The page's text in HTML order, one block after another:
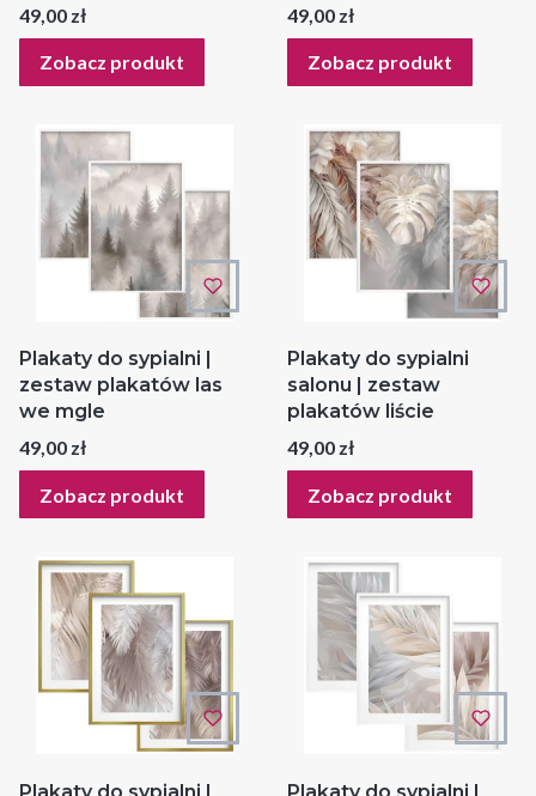
Cena
49,00 zł
Zobacz produkt
Cena
49,00 zł
Zobacz produkt
Plakaty do sypialni |
zestaw plakatów las
we mgle
Cena
49,00 zł
Zobacz produkt
Plakaty do sypialni
salonu | zestaw
plakatów liście
Cena
49,00 zł
Zobacz produkt